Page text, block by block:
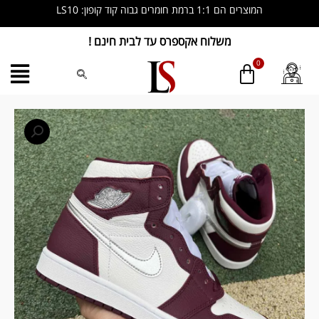
לתוכן
המוצרים הם 1:1 ברמת חומרים גבוה קוד קופון: LS10
משלוח אקספרס עד לבית חינם !
כמות
של
Nike
Air
Jordan
1
Retro
High
OG